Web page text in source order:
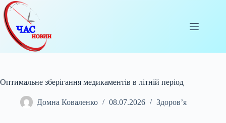
Перейти
до
вмісту
Оптимальне зберігання медикаментів в літній період
Домна Коваленко 08.07.2026 Здоров’я